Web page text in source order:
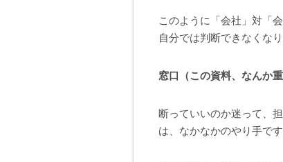
このように「会社」対「
自分では判断できなくなり
窓口（この資料、なんか
断っていいのか迷って、
は、なかなかのやり手で